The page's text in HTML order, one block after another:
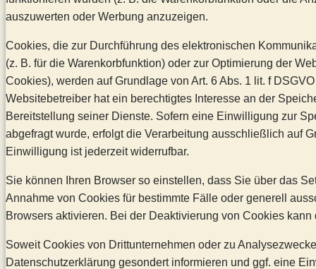
auszuwerten oder Werbung anzuzeigen.
Cookies, die zur Durchführung des elektronischen
(z. B. für die Warenkorbfunktion) oder zur Optimierung der
Cookies), werden auf Grundlage von Art. 6 Abs. 1 lit. f
Websitebetreiber hat ein berechtigtes Interesse an der
Bereitstellung seiner Dienste. Sofern eine Einwilligung zur
abgefragt wurde, erfolgt die Verarbeitung ausschließlich auf
Einwilligung ist jederzeit widerrufbar.
Sie können Ihren Browser so einstellen, dass Sie über das
Annahme von Cookies für bestimmte Fälle oder generell
Browsers aktivieren. Bei der Deaktivierung von Cookies
Soweit Cookies von Drittunternehmen oder zu
Datenschutzerklärung gesondert informieren und ggf. eine